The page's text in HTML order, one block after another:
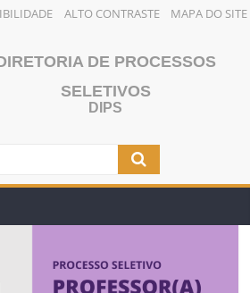
ALTO CONTRASTE MAPA DO SITE
DE PROCESSOS
SELETIVOS
DIPS